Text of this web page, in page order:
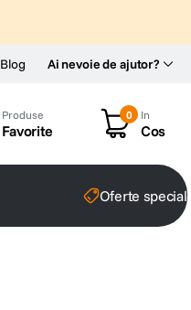
Ai nevoie de ajutor?
Blog
Produse
Favorite
0 In
Cos
Oferte